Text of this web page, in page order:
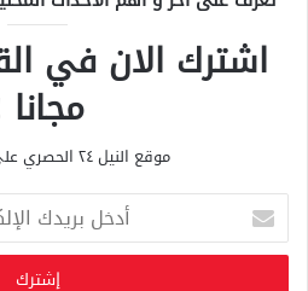
اشترك الان في
موقع النيل ٢٤ الحصري علي مدار الساعة
خ